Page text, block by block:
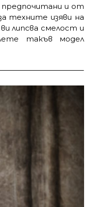
предпочитани и от
техните изяви на
липсва смелост и
такъв модел